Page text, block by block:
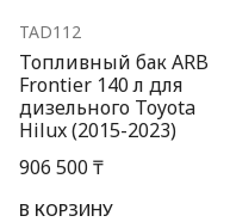
TAD112
Топливный бак ARB
Frontier 140 л для
дизельного Toyota
Hilux (2015-2023)
906 500 ₸
В КОРЗИНУ